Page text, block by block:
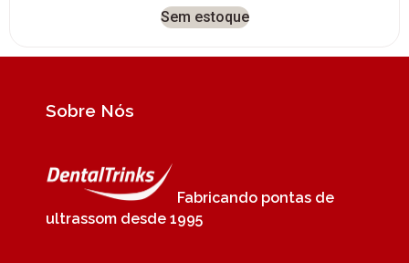
Sem estoque
Sobre Nós
Fabricando pontas de
ultrassom desde 1995